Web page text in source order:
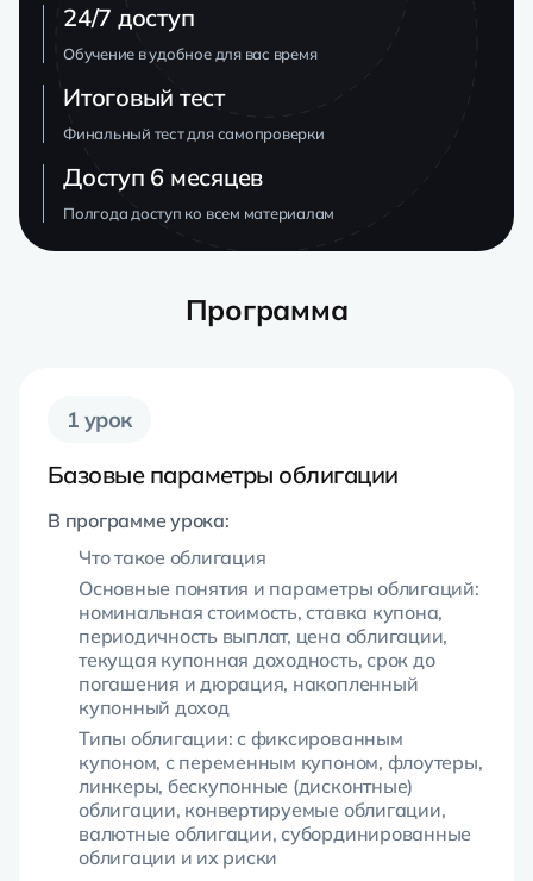
24/7 доступ
Обучение в удобное для вас время
Итоговый тест
Финальный тест для самопроверки
Доступ 6 месяцев
Полгода доступ ко всем материалам
Программа
1 урок
Базовые параметры облигации
В программе урока:
Что такое облигация
Основные понятия и параметры облигаций:
номинальная стоимость, ставка купона,
периодичность выплат, цена облигации,
текущая купонная доходность, срок до
погашения и дюрация, накопленный
купонный доход
Типы облигации: с фиксированным
купоном, с переменным купоном, флоутеры,
линкеры, бескупонные (дисконтные)
облигации, конвертируемые облигации,
валютные облигации, субординированные
облигации и их риски